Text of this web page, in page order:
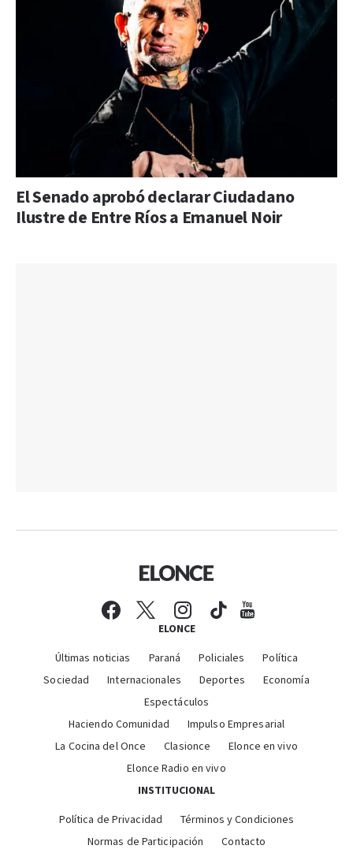
El Senado aprobó declarar Ciudadano
Ilustre de Entre Ríos a Emanuel Noir
ELONCE
Últimas noticias Paraná Policiales
Política
Sociedad
Internacionales Deportes
Economía
Espectáculos
Haciendo Comunidad
Impulso Empresarial
La Cocina del Once
Clasionce
Elonce en vivo
Elonce Radio en vivo
INSTITUCIONAL
Política de Privacidad
Términos y Condiciones
Normas de Participación
Contacto